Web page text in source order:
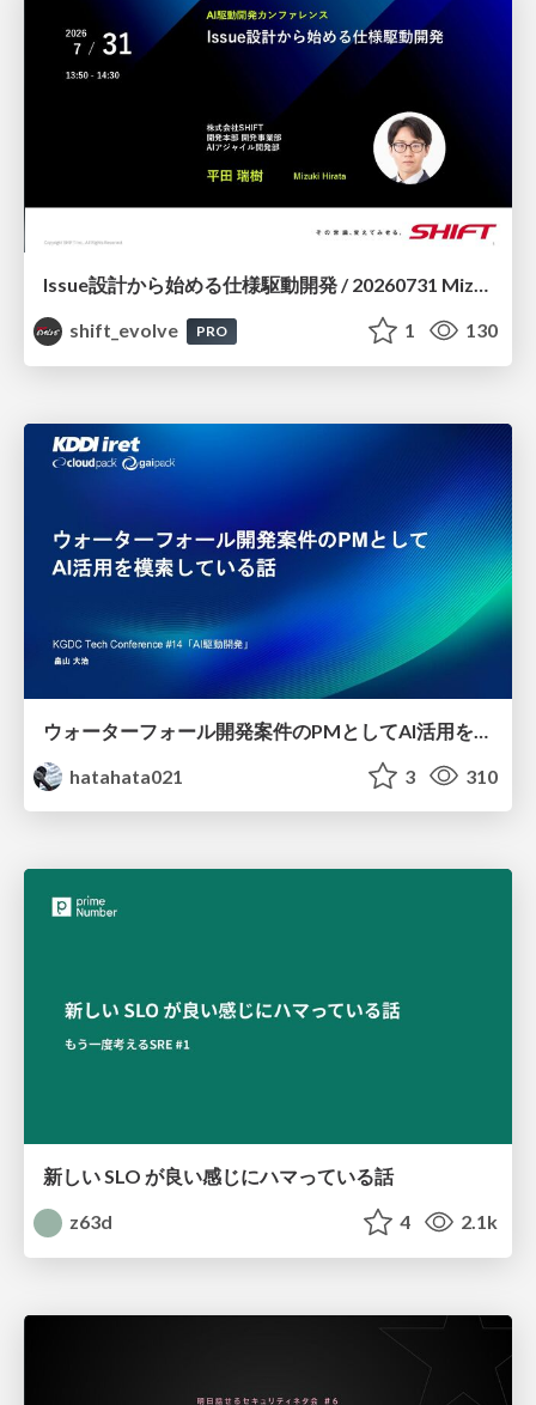
Issue設計から始める仕様駆動開発 / 20260731 Mizuki Hirata
shift_evolve
PRO 1 130
hatahata021
3 310
新しい SLO が良い感じにハマっている話
z63d
4 2.1k